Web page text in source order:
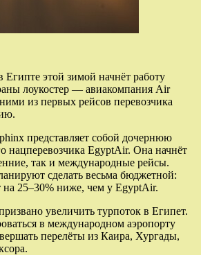
этой зимой начнёт работу
лоукостер — авиакомпания Air
из первых рейсов перевозчика
представляет собой дочернюю
нацперевозчика EgyptAir. Она начнёт
так и международные рейсы.
сделать весьма бюджетной:
на 25–30% ниже, чем у EgyptAir.
увеличить турпоток в Египет.
в международном аэропорту
перелёты из Каира, Хургады,